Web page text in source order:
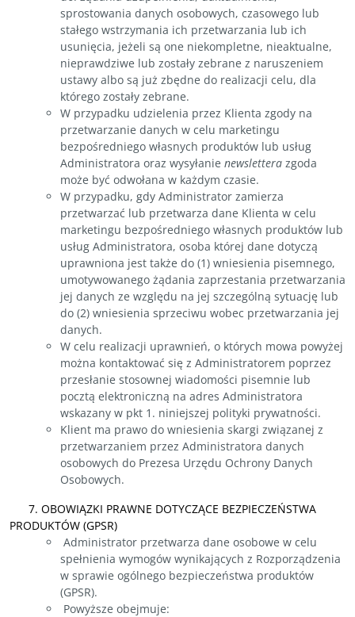
sprostowania danych osobowych, czasowego lub
stałego wstrzymania ich przetwarzania lub ich
usunięcia, jeżeli są one niekompletne, nieaktualne,
nieprawdziwe lub zostały zebrane z naruszeniem
ustawy albo są już zbędne do realizacji celu, dla
którego zostały zebrane.
W przypadku udzielenia przez Klienta zgody na
przetwarzanie danych w celu marketingu
bezpośredniego własnych produktów lub usług
Administratora oraz wysyłanie newslettera zgoda
może być odwołana w każdym czasie.
W przypadku, gdy Administrator zamierza
przetwarzać lub przetwarza dane Klienta w celu
marketingu bezpośredniego własnych produktów lub
usług Administratora, osoba której dane dotyczą
uprawniona jest także do (1) wniesienia pisemnego,
umotywowanego żądania zaprzestania przetwarzania
jej danych ze względu na jej szczególną sytuację lub
do (2) wniesienia sprzeciwu wobec przetwarzania jej
danych.
W celu realizacji uprawnień, o których mowa powyżej
można kontaktować się z Administratorem poprzez
przesłanie stosownej wiadomości pisemnie lub
pocztą elektroniczną na adres Administratora
wskazany w pkt 1. niniejszej polityki prywatności.
Klient ma prawo do wniesienia skargi związanej z
przetwarzaniem przez Administratora danych
osobowych do Prezesa Urzędu Ochrony Danych
Osobowych.
7. OBOWIĄZKI PRAWNE DOTYCZĄCE BEZPIECZEŃSTWA
PRODUKTÓW (GPSR)
Administrator przetwarza dane osobowe w celu
spełnienia wymogów wynikających z Rozporządzenia
w sprawie ogólnego bezpieczeństwa produktów
(GPSR).
Powyższe obejmuje: